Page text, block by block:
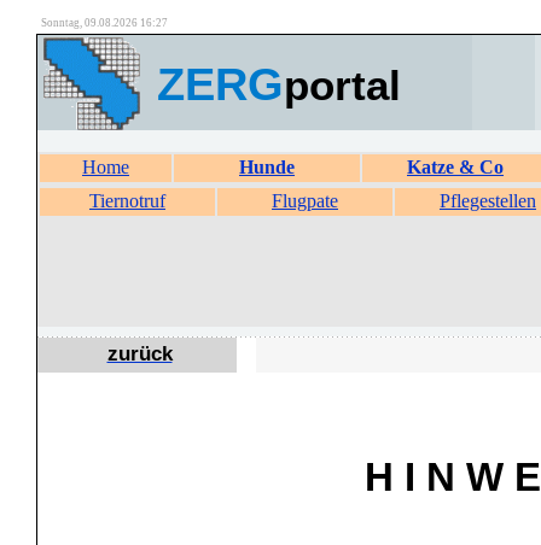
Sonntag, 09.08.2026 16:27
ZERGportal
Home Hunde
Katze & Co
Tiernotruf
Flugpate Pflegestellen
zurück
H I N W